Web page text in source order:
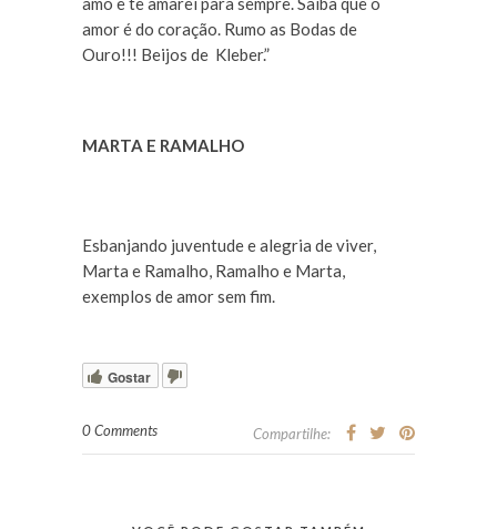
amor é do coração. Rumo as Bodas de
Ouro!!! Beijos de Kleber.”
MARTA E RAMALHO
Esbanjando juventude e alegria de viver,
Marta e Ramalho, Ramalho e Marta,
exemplos de amor sem fim.
Gostar
0 Comments Compartilhe: